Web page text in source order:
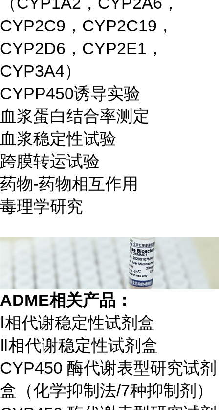
CYP2C9，CYP2C19，
CYP2D6，CYP2E1，
CYP3A4）
CYPP450诱导实验
血浆蛋白结合率测定
血浆稳定性试验
跨膜转运试验
药物-药物相互作用
毒理学研究
ADME相关产品：
Ⅰ相代谢稳定性试剂盒
Ⅱ相代谢稳定性试剂盒
CYP450 酶代谢表型研究试剂
盒（化学抑制法/7种抑制剂）